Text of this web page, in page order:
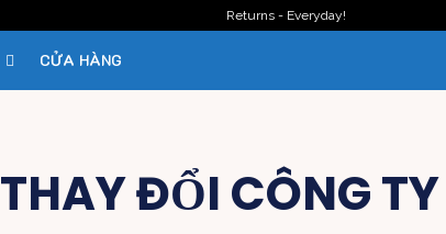
Returns - Everyday!
CỬA HÀNG
THAY ĐỔI CÔNG